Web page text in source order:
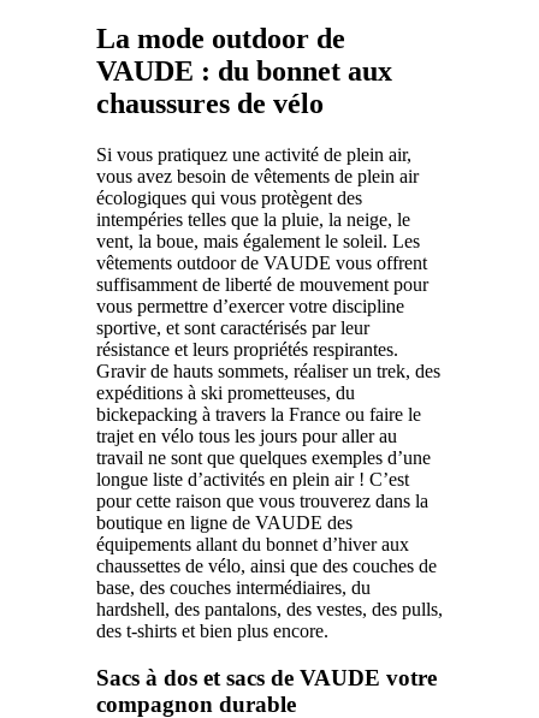
La mode outdoor de
VAUDE : du bonnet aux
chaussures de vélo
Si vous pratiquez une activité de plein air,
vous avez besoin de vêtements de plein air
écologiques qui vous protègent des
intempéries telles que la pluie, la neige, le
vent, la boue, mais également le soleil. Les
vêtements outdoor de VAUDE vous offrent
suffisamment de liberté de mouvement pour
vous permettre d’exercer votre discipline
sportive, et sont caractérisés par leur
résistance et leurs propriétés respirantes.
Gravir de hauts sommets, réaliser un trek, des
expéditions à ski prometteuses, du
bickepacking à travers la France ou faire le
trajet en vélo tous les jours pour aller au
travail ne sont que quelques exemples d’une
longue liste d’activités en plein air ! C’est
pour cette raison que vous trouverez dans la
boutique en ligne de VAUDE des
équipements allant du bonnet d’hiver aux
chaussettes de vélo, ainsi que des couches de
base, des couches intermédiaires, du
hardshell, des pantalons, des vestes, des pulls,
des t-shirts et bien plus encore.
Sacs à dos et sacs de VAUDE votre
compagnon durable